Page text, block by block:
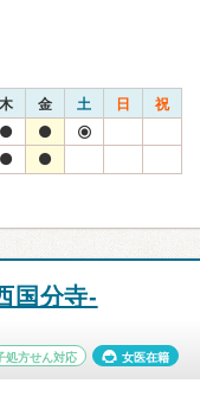
木 金 土 日 祝
国分寺-
処方せん対応 女医在籍